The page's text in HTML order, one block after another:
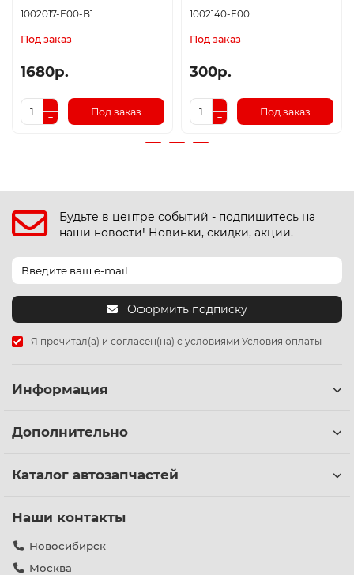
1002017-E00-B1
Под заказ
1680р.
Под заказ
1002140-E00
Под заказ
300р.
Под заказ
Будьте в центре событий - подпишитесь на
наши новости! Новинки, скидки, акции.
Оформить подписку
Я прочитал(а) и согласен(на) с условиями Условия оплаты
Информация
Дополнительно
Каталог автозапчастей
Наши контакты
Новосибирск
Москва